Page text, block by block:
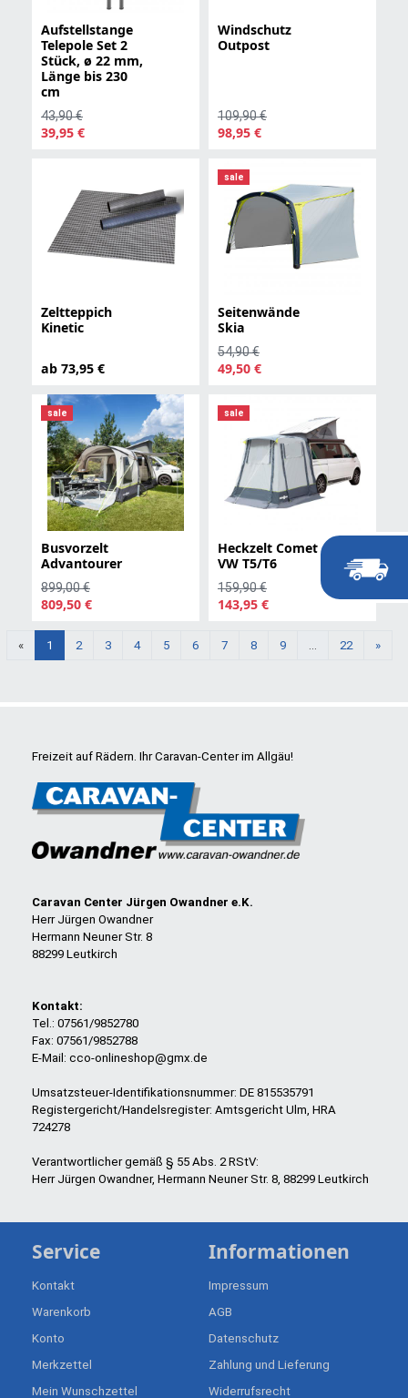
Aufstellstange
Telepole Set 2
Stück, ø 22 mm,
Länge bis 230
cm
43,90 €
39,95 €
Windschutz
Outpost
109,90 €
98,95 €
Zeltteppich
Kinetic
ab 73,95 €
sale
Seitenwände
Skia
54,90 €
49,50 €
sale
Busvorzelt
Advantourer
899,00 €
809,50 €
sale
Heckzelt Comet
VW T5/T6
159,90 €
143,95 €
« 1 2 3 4 5 6 7 8 9 22 »
Freizeit auf Rädern. Ihr Caravan-Center im Allgäu!
Caravan Center Jürgen Owandner e.K.
Herr Jürgen Owandner
Hermann Neuner Str. 8
88299 Leutkirch
Kontakt:
Tel.: 07561/9852780
Fax: 07561/9852788
E-Mail: cco-onlineshop@gmx.de
Umsatzsteuer-Identifikationsnummer: DE 815535791
Registergericht/Handelsregister: Amtsgericht Ulm, HRA
724278
Verantwortlicher gemäß § 55 Abs. 2 RStV:
Herr Jürgen Owandner, Hermann Neuner Str. 8, 88299 Leutkirch
Service
Kontakt
Warenkorb
Konto
Merkzettel
Mein Wunschzettel
Informationen
Impressum
AGB
Datenschutz
Zahlung und Lieferung
Widerrufsrecht